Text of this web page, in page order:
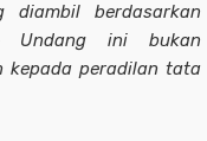
diambil berdasarkan
Undang ini bukan
kepada peradilan tata